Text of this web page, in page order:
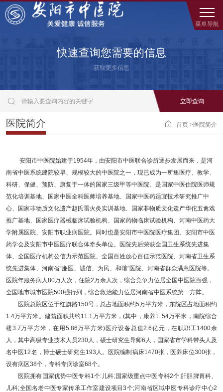
菜单导航
快速查询您需要的信息
获取更多信息

医院简介  首页 >医院简介
安阳市中医院始建于1954年，由安阳市中医联合诊所逐步发展而来，是河
南省中医系统建院较早、规模较大的中医院之一，现已成为一所集医疗、教学、
科研、保健、预防、康复于一体的国家三级甲等中医院。是国家中医住院医师规
范化培训基地、国家中医全科医师培养基地、国家中医药适宜技术研究推广中
心、国家非物质文化遗产赵氏雷火灸实训基地、国家非物质文化遗产华佗五禽戏
推广基地、国家医疗器械临床试验机构、国家药物临床试验机构、河南中医药大
学附属医院、安阳市职业病医院。
同时也是安阳市中医院医疗集团、安阳市中医
药学会及安阳市中医医疗联合体牵头单位。
医院先后荣获全国卫生系统先进集
体、全国医疗机构公信力示范医院、全国百姓放心百佳示范医院、河南省卫生系
统先进集体、河南省“廉医、诚信、为民、和谐”医院、河南省群众满意医院等。
医院年服务病人80万人次，住院2万余人次，综合竞争力位居全国中医院百强，
全国地市城市医院500强行列，综合救治能力位居河南省中医系统第一方阵。
医院总院区位于红旗路150号，总占地面积约5万平方米，东院区占地面积约
1.4万平方米。建筑面积共约11.1万平方米，(其中，康养1. 54万平米，南院综合
楼3.7万平方米，在用5.86万平方米)医疗设备总值2.6亿元，在职职工1400余
人，其中高级专业技术人员230人，硕士研究生导师6人，国家省市学科带头人及
名中医12名，博士硕士研究生193人。医院编制病床1470张，医养床位300张，
设有病区38个，专科专病诊室68个。
医院拥有国家优势中医专科1个:儿科;国家级重点中医专科2个:肝胆脾胃科、
儿科;全国名老中医专家传承工作室建设项目3个;河南省区域中医专科诊疗中心2